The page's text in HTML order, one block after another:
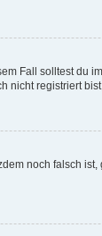
Fall solltest du
registriert
noch falsch